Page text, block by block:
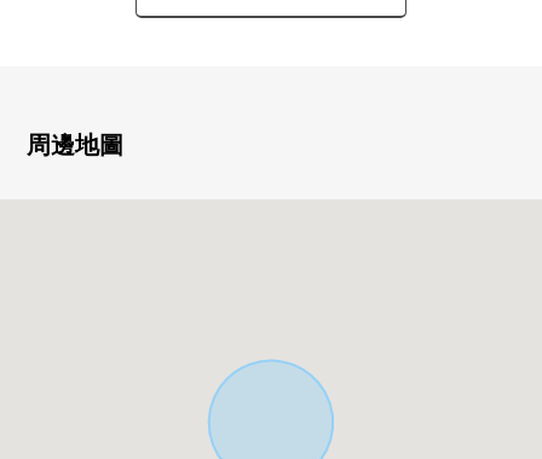
○ 因為到車站平坦所以也可以騎步行以及自行車的訪問
○ 超市yamaka松林店步行7分鐘(約550m)
○ 汽車空間2台分鐘(出自車型的)
○ 一邊阻礙視線，一邊有開放性的開放的涼廊，陽光、通
周邊地圖